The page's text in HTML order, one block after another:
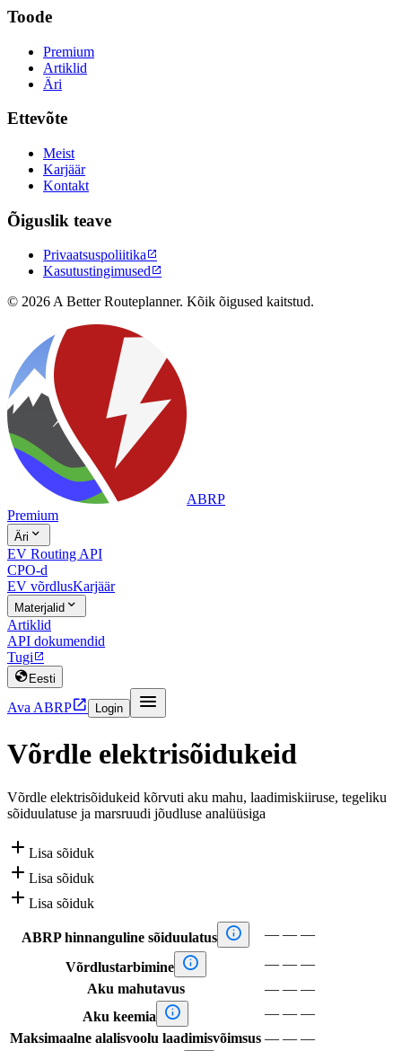
Toode
Premium
Artiklid
Äri
Ettevõte
Meist
Karjäär
Kontakt
Õiguslik teave
Privaatsuspoliitika
Kasutustingimused
© 2026 A Better Routeplanner. Kõik õigused kaitstud.
ABRP
Premium
Äri 
EV Routing API
CPO-d
EV võrdlusKarjäär
Materjalid 
Artiklid
API dokumendid
Tugi
 Eesti
Ava ABRP Login 
Võrdle elektrisõidukeid
Võrdle elektrisõidukeid kõrvuti aku mahu, laadimiskiiruse, tegeliku
sõiduulatuse ja marsruudi jõudluse analüüsiga
 Lisa sõiduk
 Lisa sõiduk
 Lisa sõiduk
ABRP hinnanguline sõiduulatus  — — —
Võrdlustarbimine  — — —
Aku mahutavus
— — —
Aku keemia
 — — —
Maksimaalne alalisvoolu laadimisvõimsus — — —